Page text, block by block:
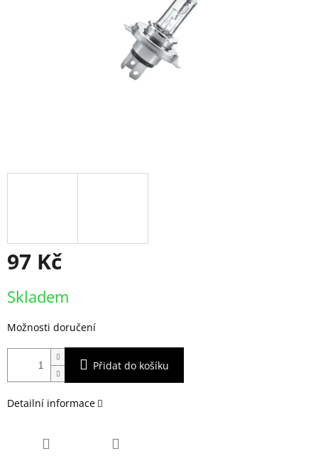
97 Kč
cena:
Skladem
Možnosti doručení
Přidat do košíku
Detailní informace